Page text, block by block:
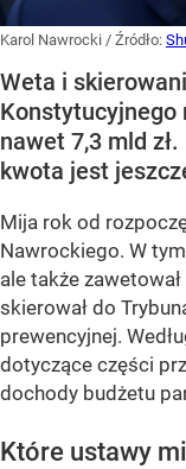
Karol Nawrocki / Źródło:
Weta i
Konstytucyjnego
nawet 7,3 mld
kwota jest
Mija rok od
Nawrockiego. W
ale także
skierował do
prewencyjnej.
dotyczące części
dochody budżetu
Które ustawy